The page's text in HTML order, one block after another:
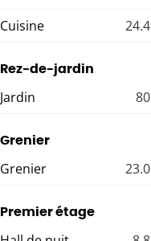
Cuisine
24.4
Rez-de-jardin
Jardin 80
Grenier
Grenier 23.0
Premier étage